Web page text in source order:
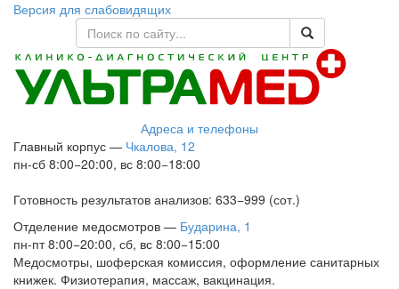
Версия для слабовидящих
Адреса и телефоны
Главный корпус — Чкалова, 12
пн-сб 8:00−20:00, вс 8:00−18:00
Готовность результатов анализов: 633−999 (сот.)
Отделение медосмотров — Бударина, 1
пн-пт 8:00−20:00, сб, вс 8:00−15:00
Медосмотры, шоферская комиссия, оформление санитарных
книжек. Физиотерапия, массаж, вакцинация.